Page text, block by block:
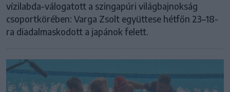
vízilabda-válogatott a szingapúri világbajnokság
csoportkörében: Varga Zsolt együttese hétfőn 23–18-
ra diadalmaskodott a japánok felett.